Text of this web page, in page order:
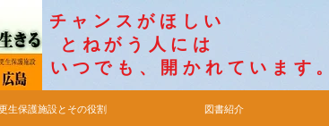
チャンスがほしい
とねがう人には
​いつでも、開かれています。
生保護施設とその役割 図書紹介